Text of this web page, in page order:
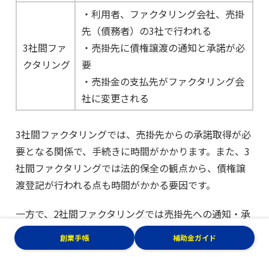
3社間ファ
クタリング
・利用者、ファクタリング会社、売掛
先（債務者）の3社で行われる
・売掛先に債権譲渡の通知と承諾が必
要
・売掛金の支払先がファクタリング会
社に変更される
3社間ファクタリングでは、売掛先からの承諾取得が必
要となる関係で、手続きに時間がかかります。また、3
社間ファクタリングでは法的保全の観点から、債権譲
渡登記が行われる点も時間がかかる要因です。
一方で、2社間ファクタリングでは売掛先への通知・承
諾取得が不要で、債権譲渡登記が省略されるケースが
一般的です。 審査から入金までの流れがシンプルであ
創業手帳 補助金ガイド